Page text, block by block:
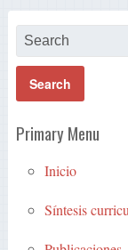
Primary Menu
Inicio
Síntesis